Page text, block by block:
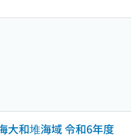
大和堆海域 令和6年度